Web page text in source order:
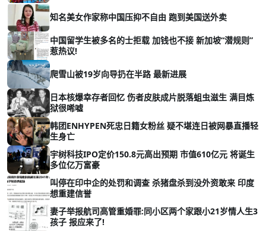
知名美女作家称中国压抑不自由 跑到美国送外卖
中国留学生被多名的士拒载 加钱也不接 新加坡“潜规则”
惹热议!
爬雪山被19岁向导扔在半路 最新进展
日本核爆幸存者回忆 伤者皮肤成片脱落蛆虫滋生 满目炼
狱很唏嘘
韩团ENHYPEN死忠日籍女粉丝 疑不堪连日被网暴直播轻
生身亡
宇树科技IPO定价150.8元高出预期 市值610亿元 将诞生
多位亿万富豪
叫停在印中企的处罚和调查 杀猪盘杀到没外资敢来 印度
想重建信誉
妻子举报航司高管重婚罪:同小区两个家跟小21岁情人生3
孩子 报应来了!